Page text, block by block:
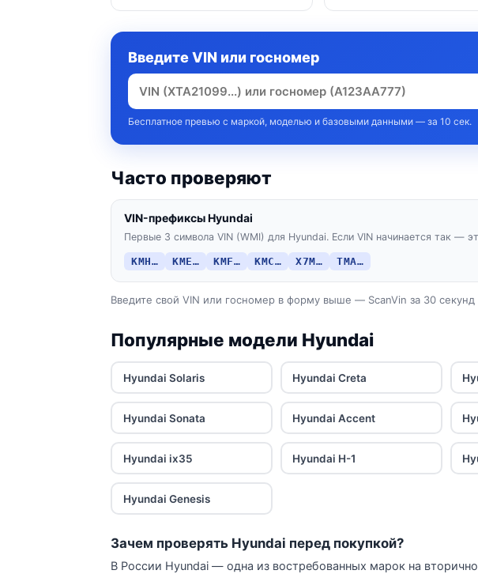
Введите VIN или госномер
Бесплатное превью с маркой, моделью и базовыми данными — за 10 сек.
Часто проверяют
VIN-префиксы Hyundai
Первые 3 символа VIN (WMI) для Hyundai. Если VIN начинается так —
KMH… KME… KMF… KMC… X7M… TMA…
Введите свой VIN или госномер в форму выше — ScanVin за 30
Популярные модели Hyundai
Hyundai Solaris Hyundai Creta
Hyundai Sonata Hyundai Accent
Hyundai ix35 Hyundai H-1
Hyundai Genesis
Зачем проверять Hyundai перед покупкой?
В России Hyundai — одна из востребованных марок на